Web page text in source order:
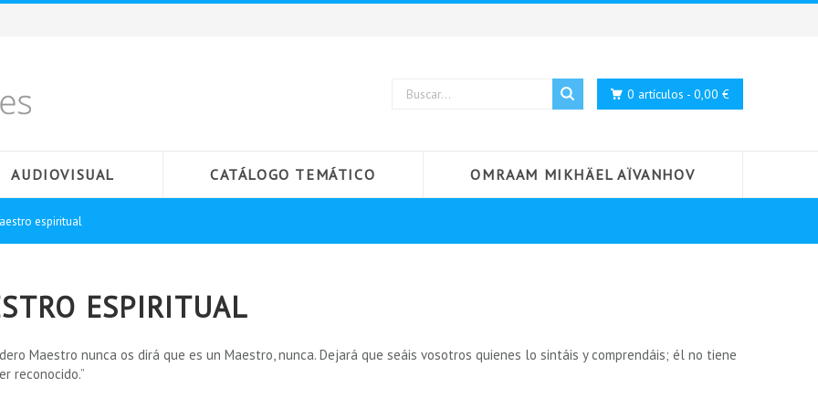
0 artículos - 0,00 €
AUDIOVISUAL CATÁLOGO TEMÁTICO OMRAAM MIKHÄEL AÏVANHOV
espiritual
ESPIRITUAL
Maestro nunca os dirá que es un Maestro, nunca. Dejará que seáis vosotros quienes lo sintáis y comprendáis; él no tiene
reconocido.”